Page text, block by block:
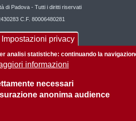
di Padova - Tutti i diritti riservati
C.F. 80006480281
questo sito Privacy policy
Impostazioni privacy
analisi statistiche: continuando la
informazioni
necessari
anonima audience